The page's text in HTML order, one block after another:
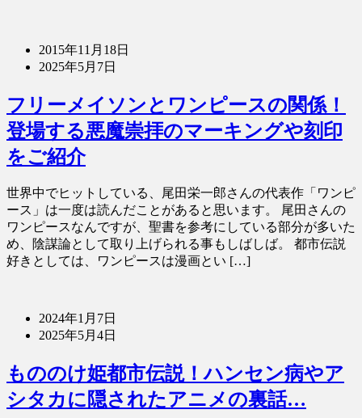
2015年11月18日
2025年5月7日
フリーメイソンとワンピースの関係！
登場する悪魔崇拝のマーキングや刻印
をご紹介
世界中でヒットしている、尾田栄一郎さんの代表作「ワンピ
ース」は一度は読んだことがあると思います。 尾田さんの
ワンピースなんですが、聖書を参考にしている部分が多いた
め、陰謀論として取り上げられる事もしばしば。 都市伝説
好きとしては、ワンピースは漫画とい […]
2024年1月7日
2025年5月4日
もののけ姫都市伝説！ハンセン病やア
シタカに隠されたアニメの裏話…